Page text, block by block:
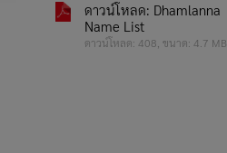
ดาวน์โหลด: Dhamlanna
Name List
ดาวน์โหลด: 408, ขนาด: 4.7 MB